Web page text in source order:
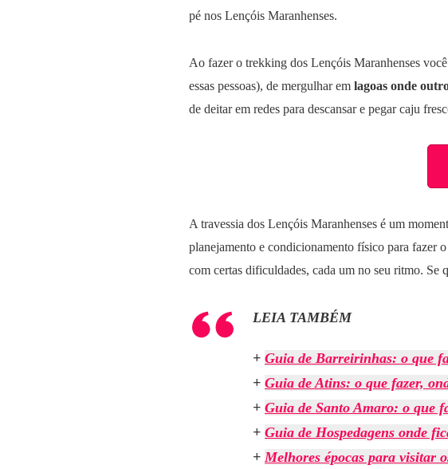
pé nos Lençóis Maranhenses.
Ao fazer o trekking dos Lençóis Maranhenses
essas pessoas), de mergulhar em lagoas onde
de deitar em redes para descansar e pegar caju
A travessia dos Lençóis Maranhenses é um
planejamento e condicionamento físico para fazer o
com certas dificuldades, cada um no seu ritmo. Se
LEIA TAMBÉM
+ Guia de Barreirinhas: o que
+ Guia de Atins: o que fazer,
+ Guia de Santo Amaro: o que
+ Guia de Hospedagens onde
+Melhores épocas para visitar